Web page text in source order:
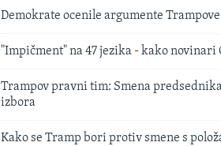
Demokrate ocenile argumente
"Impičment" na 47 jezika - kako
Trampov pravni tim: Smena
izbora
Kako se Tramp bori protiv smene s